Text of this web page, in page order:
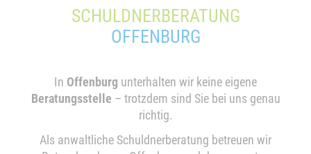
SCHULDNERBERATUNG
OFFENBURG
In Offenburg unterhalten wir keine eigene
Beratungsstelle – trotzdem sind Sie bei uns genau
richtig.
Als anwaltliche Schuldnerberatung betreuen wir